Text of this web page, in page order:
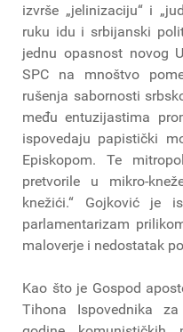
izvrše „jelinizaciju“ i
ruku idu i srbijanski
jednu opasnost novog
SPC na mnoštvo
rušenja sabornosti
među entuzijastima
ispovedaju papistički
Episkopom. Te
pretvorile u mikro-
knežići.“ Gojković je
parlamentarizam
maloverje i nedostatak
Kao što je Gospod
Tihona Ispovednika